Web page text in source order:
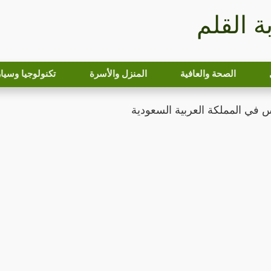
القلم
الصحة والعافية المنزل والأسرة تكنولوجيا
المملكة العربية السعودية